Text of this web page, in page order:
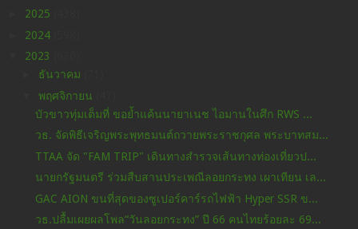
2025
2024
2023
ธันวาคม
พฤศจิกายน
บัวขาวทุ่มเต็มที่ ขอย้ำแค้นนายาเนช ไอมานในศึก RWS ...
วธ. จัดพิธีเจริญพระพุทธมนต์ถวายพระราชกุศล พระบาทสม...
TTAA จัด "FAM TRIP" เดินทางสำรวจเส้นทางท่องเที่ยวป...
นายกรัฐมนตรี ร่วมสืบสานประเพณีลอยกระทง เผาเทียน เล...
GAC AION ขนที่สุดของซูเปอร์คาร์รถไฟฟ้า Hyper SSR ข...
วธ.ปลื้มเผยผลโพล“วันลอยกระทง” ปี 66 คนไทยร้อยละ 69...